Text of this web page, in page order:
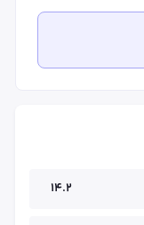
14.2